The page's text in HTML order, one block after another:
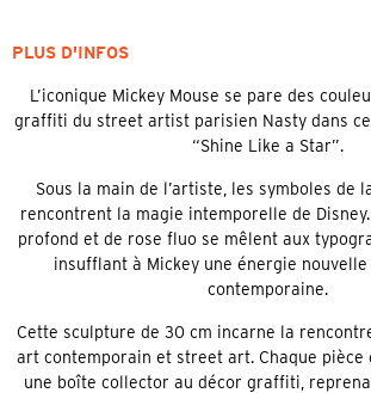
PLUS D'INFOS
L’iconique Mickey Mouse se pare des
graffiti du street artist parisien Nasty dans
“Shine Like a Star”.
Sous la main de l’artiste, les symboles de
rencontrent la magie intemporelle de
profond et de rose fluo se mêlent aux
insufflant à Mickey une énergie
contemporaine.
Cette sculpture de 30 cm incarne la
art contemporain et street art. Chaque pièce
une boîte collector au décor graffiti,